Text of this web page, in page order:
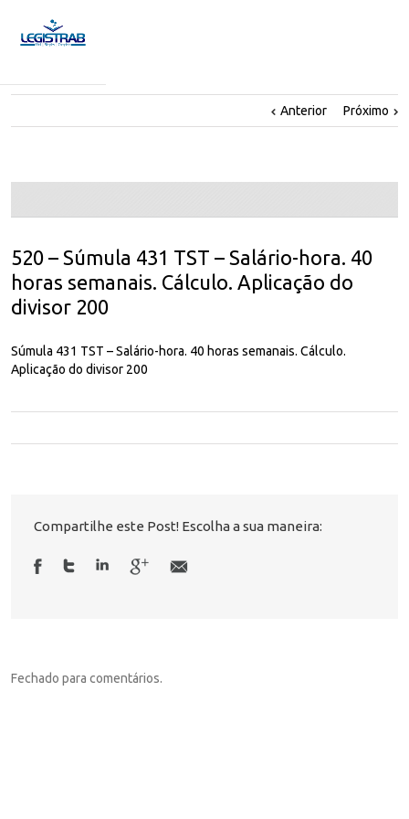
Anterior Próximo
520 – Súmula 431 TST – Salário-hora. 40
horas semanais. Cálculo. Aplicação do
divisor 200
Súmula 431 TST – Salário-hora. 40 horas semanais. Cálculo.
Aplicação do divisor 200
Compartilhe este Post! Escolha a sua maneira:
Fechado para comentários.